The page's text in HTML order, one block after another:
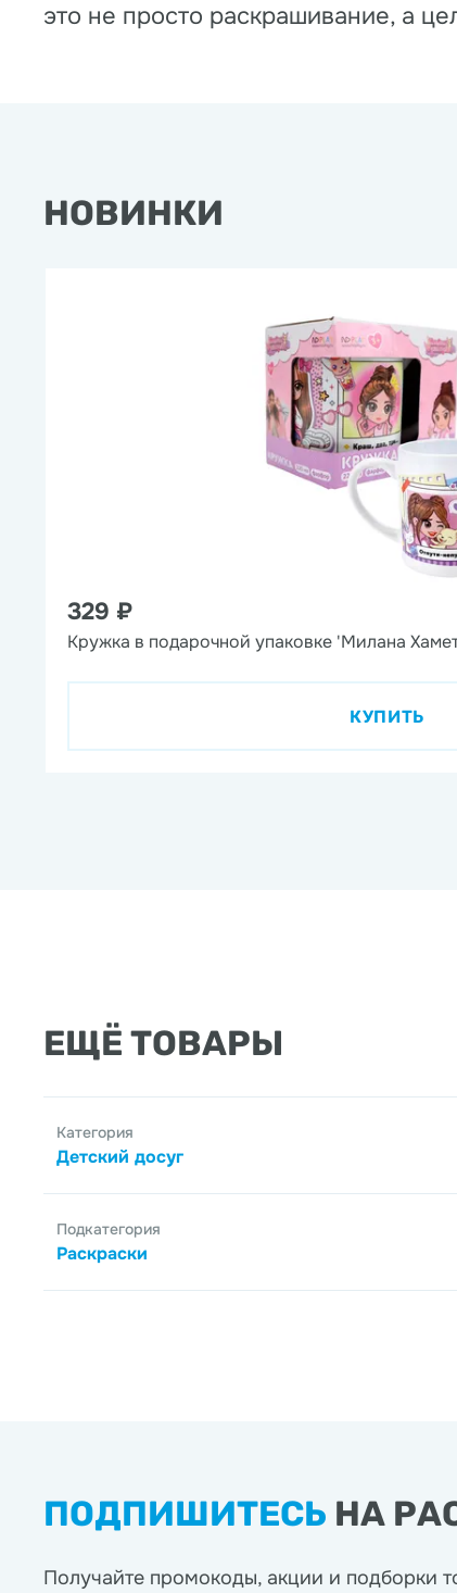
это не просто раскрашивание, а
НОВИНКИ
329 ₽
Кружка в подарочной упаковке 'Милана
КУПИТЬ
ЕЩЁ ТОВАРЫ
Категория
Детский досуг
Подкатегория
Раскраски
ПОДПИШИТЕСЬ НА
Получайте промокоды, акции и подборки